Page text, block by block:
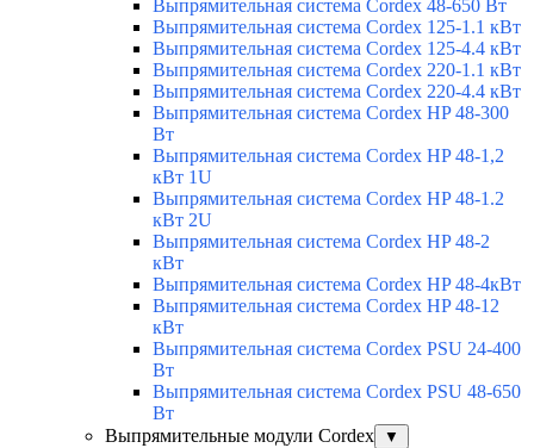
Выпрямительная система Cordex 48-650 Вт
Выпрямительная система Cordex 125-1.1 кВт
Выпрямительная система Cordex 125-4.4 кВт
Выпрямительная система Cordex 220-1.1 кВт
Выпрямительная система Cordex 220-4.4 кВт
Выпрямительная система Cordex HP 48-300
Вт
Выпрямительная система Cordex HP 48-1,2
кВт 1U
Выпрямительная система Cordex HP 48-1.2
кВт 2U
Выпрямительная система Cordex HP 48-2
кВт
Выпрямительная система Cordex HP 48-4кВт
Выпрямительная система Cordex HP 48-12
кВт
Выпрямительная система Cordex PSU 24-400
Вт
Выпрямительная система Cordex PSU 48-650
Вт
Выпрямительные модули Cordex
▼